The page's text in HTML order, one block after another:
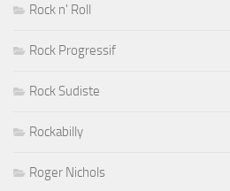
Rock n' Roll
Rock Progressif
Rock Sudiste
Rockabilly
Roger Nichols